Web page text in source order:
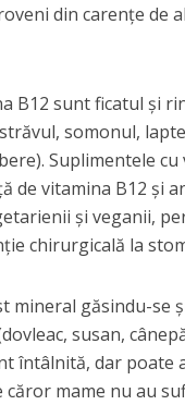
din carențe de
B12 sunt ficatul și
somonul,
Suplimentele
de vitamina B12 și
și veganii,
chirurgicală la
mineral găsindu-se
susan,
întâlnită, dar poate
mame nu au